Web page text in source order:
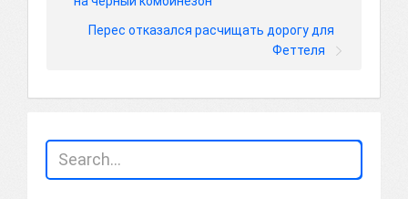
Перес отказался расчищать дорогу для
Феттеля